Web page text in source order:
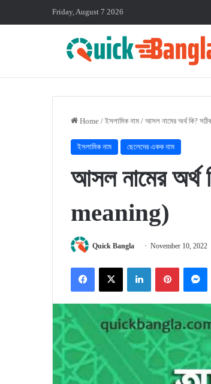
Friday, August 7 2026
Home / ইসলামিক নাম / আসল নামের অর্থ কি?
ইসলামিক নাম ছেলেদের একক নাম
আসল নামের
meaning)
Quick Bangla November 10, 2022
FacebookX LinkedInPinterest